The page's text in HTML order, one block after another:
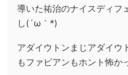
導いた祐治のナイスディフ
し(´ω｀*)
アダイウトンまじアダイウ
もファビアンもホント怖か